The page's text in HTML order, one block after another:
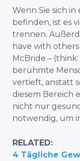
Wenn Sie sich
befinden, ist es
trennen.
have with
McBride –
berühmte
vertieft, anstatt
diesem Bereich
nicht nur
notwendig, um
RELATED:
4 Tägliche